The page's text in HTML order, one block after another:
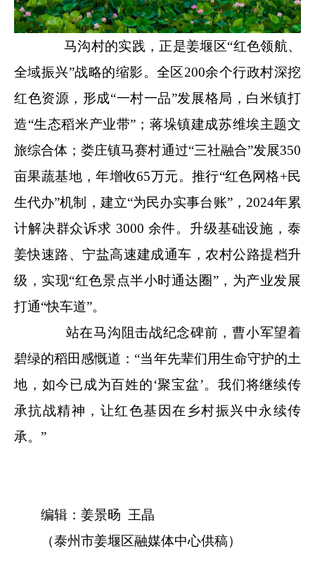
马沟村的实践，正是姜堰区“红色领航、
全域振兴”战略的缩影。全区200余个行政村深挖
红色资源，形成“一村一品”发展格局，白米镇打
造“生态稻米产业带”；蒋垛镇建成苏维埃主题文
旅综合体；娄庄镇马赛村通过“三社融合”发展350
亩果蔬基地，年增收65万元。推行“红色网格+民
生代办”机制，建立“为民办实事台账”，2024年累
计解决群众诉求 3000 余件。升级基础设施 ，泰
姜快速路、宁盐高速建成通车，农村公路提档升
级，实现“红色景点半小时通达圈”，为产业发展
打通“快车道”。
站在马沟阻击战纪念碑前，曹小军望着
碧绿的稻田感慨道：“当年先辈们用生命守护的土
地，如今已成为百姓的‘聚宝盆’。我们将继续传
承抗战精神，让红色基因在乡村振兴中永续传
承。”
编辑：姜景旸 王晶
（泰州市姜堰区融媒体中心供稿）